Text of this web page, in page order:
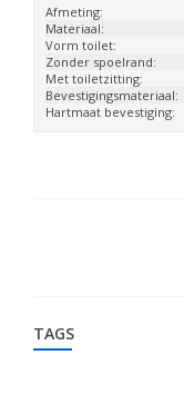
Afmeting:
Materiaal:
Vorm toilet:
Zonder spoelrand:
Met toiletzitting:
Bevestigingsmateriaal:
Hartmaat bevestiging:
TAGS